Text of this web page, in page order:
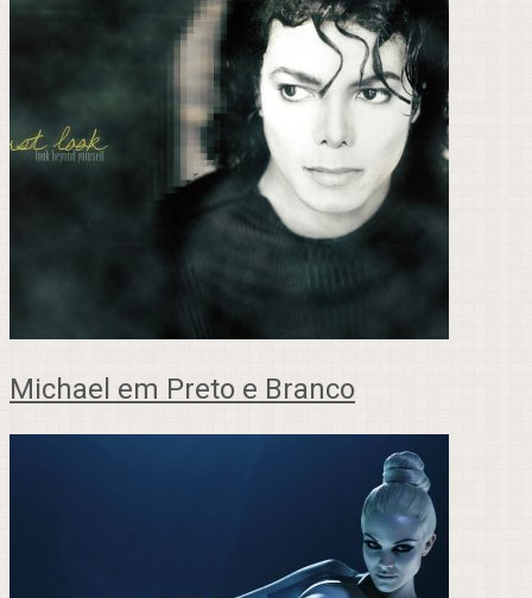
Michael em Preto e Branco